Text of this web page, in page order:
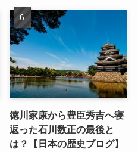
徳川家康から豊臣秀吉へ寝
返った石川数正の最後と
は？【日本の歴史ブログ】